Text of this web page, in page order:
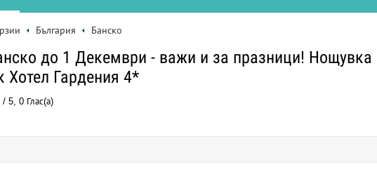
България Банско
до 1 Декември - важи и за празници! Нощувка
Хотел Гардения 4*
/ 5, 0 Глас(а)